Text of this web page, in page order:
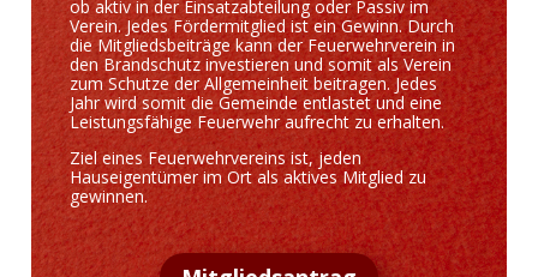
ob aktiv in der Einsatzabteilung oder Passiv im
Verein. Jedes Fördermitglied ist ein Gewinn. Durch
die Mitgliedsbeiträge kann der Feuerwehrverein in
den Brandschutz investieren und somit als Verein
zum Schutze der Allgemeinheit beitragen. Jedes
Jahr wird somit die Gemeinde entlastet und eine
Leistungsfähige Feuerwehr aufrecht zu erhalten.
Ziel eines Feuerwehrvereins ist, jeden
Hauseigentümer im Ort als aktives Mitglied zu
gewinnen.